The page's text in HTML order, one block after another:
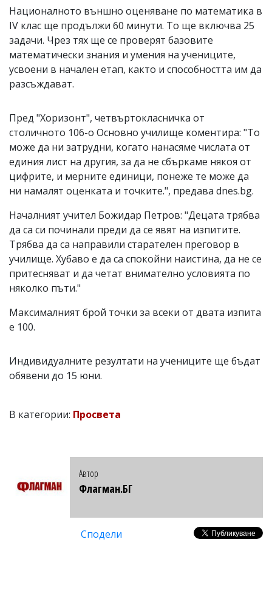
моля
сигнализирайте
ни!
Националното външно оценяване по математика в
IV клас ще продължи 60 минути. То ще включва 25
задачи. Чрез тях ще се проверят базовите
математически знания и умения на учениците,
усвоени в начален етап, както и способността им да
разсъждават.
Пред "Хоризонт", четвъртокласничка от
столичното 106-о Основно училище коментира: "То
може да ни затрудни, когато нанасяме числата от
единия лист на другия, за да не сбъркаме някоя от
цифрите, и мерните единици, понеже те може да
ни намалят оценката и точките.", предава dnes.bg.
Началният учител Божидар Петров: "Децата трябва
да са си починали преди да се явят на изпитите.
Трябва да са направили старателен преговор в
училище. Хубаво е да са спокойни наистина, да не се
притесняват и да четат внимателно условията по
няколко пъти."
Максималният брой точки за всеки от двата изпита
е 100.
Индивидуалните резултати на учениците ще бъдат
обявени до 15 юни.
В категории: Просвета
Автор
Флагман.БГ
Сподели